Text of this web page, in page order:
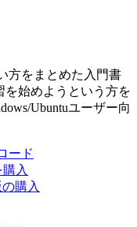
方をまとめた入門書
を始めようという方を
Ubuntuユーザー向
ード
入
購入